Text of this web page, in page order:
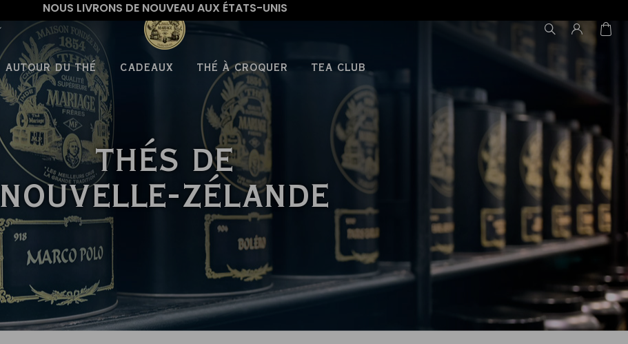
NOUS LIVRONS DE NOUVEAU AUX ÉTATS-UNIS
AUTOUR DU THÉ CADEAUX THÉ À CROQUER TEA CLUB
THÉS DE
NOUVELLE-ZÉLANDE